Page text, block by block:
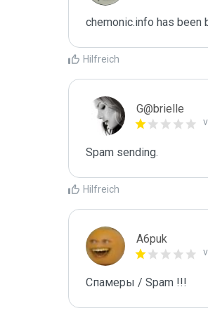
chemonic.info has
Hilfreich
G@brielle
Spam sending.
Hilfreich
A6puk
Спамеры / Spam !!!